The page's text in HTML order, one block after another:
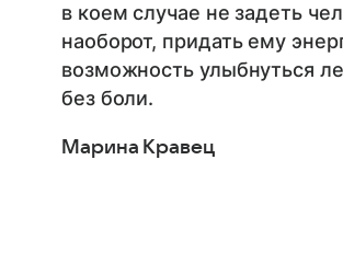
в коем случае не задеть
наоборот, придать ему
возможность улыбнуться
без боли.
Марина Кравец